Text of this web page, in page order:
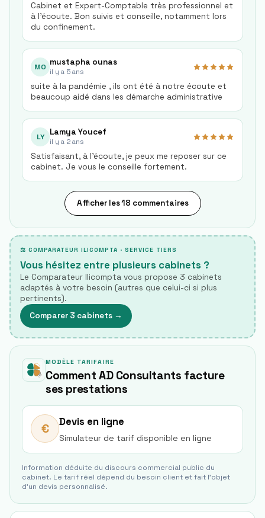
Cabinet et Expert-Comptable très professionnel et
à l'écoute. Bon suivis et conseille, notamment lors
du confinement.
MO mustapha ounas
il y a 5 ans
suite à la pandémie , ils ont été à notre écoute et
beaucoup aidé dans les démarche administrative
LY Lamya Youcef
il y a 2 ans
Satisfaisant, à l’écoute, je peux me reposer sur ce
cabinet. Je vous le conseille fortement.
Afficher les 18 commentaires
⚖ COMPARATEUR ILICOMPTA · SERVICE TIERS
Vous hésitez entre plusieurs cabinets ?
Le Comparateur Ilicompta vous propose 3 cabinets
adaptés à votre besoin (autres que celui-ci si plus
pertinents).
Comparer 3 cabinets →
MODÈLE TARIFAIRE
Comment AD Consultants facture
ses prestations
€ Devis en ligne
Simulateur de tarif disponible en ligne
Information déduite du discours commercial public du
cabinet. Le tarif réel dépend du besoin client et fait l'objet
d'un devis personnalisé.